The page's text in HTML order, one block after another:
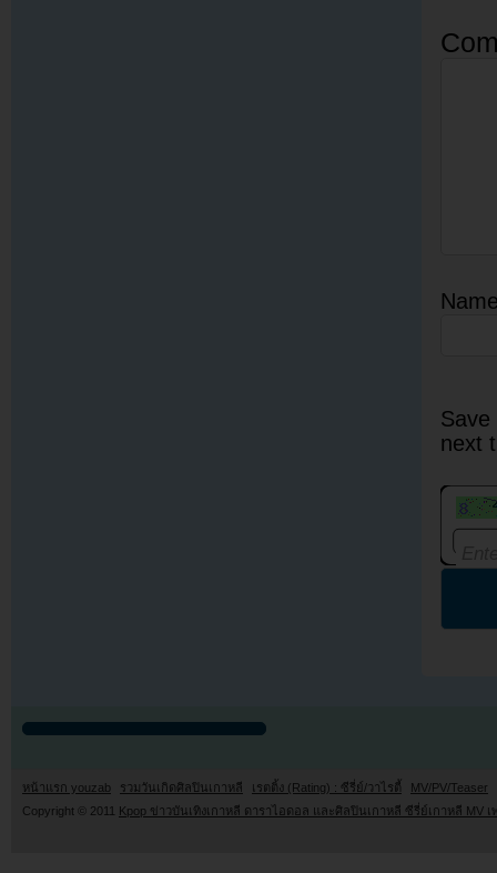
next
หน้าแรก youzab รวมวันเกิดศิลปินเกาหลี เรตติ้ง (Rating) : ซีรี่ย์/วาไรตี้
MV/PV/Teaser
Copyright © 2011 Kpop ข่าวบันเทิงเกาหลี ดาราไอดอล และศิลปินเกาหลี ซีรี่ย์เกาหลี MV